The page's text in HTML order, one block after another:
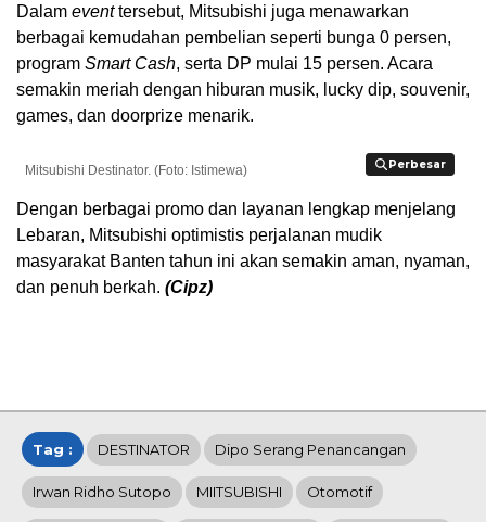
Dalam eventtersebut, Mitsubishi juga menawarkan
berbagai kemudahan pembelian seperti bunga 0 persen,
program Smart Cash, serta DP mulai 15 persen. Acara
semakin meriah dengan hiburan musik, lucky dip, souvenir,
games, dan doorprize menarik.
Perbesar
Perbesar
Mitsubishi Destinator. (Foto: Istimewa)
Dengan berbagai promo dan layanan lengkap menjelang
Lebaran, Mitsubishi optimistis perjalanan mudik
masyarakat Banten tahun ini akan semakin aman, nyaman,
dan penuh berkah. (Cipz)
Tag : DESTINATOR Dipo Serang Penancangan
Irwan Ridho Sutopo MIITSUBISHI Otomotif